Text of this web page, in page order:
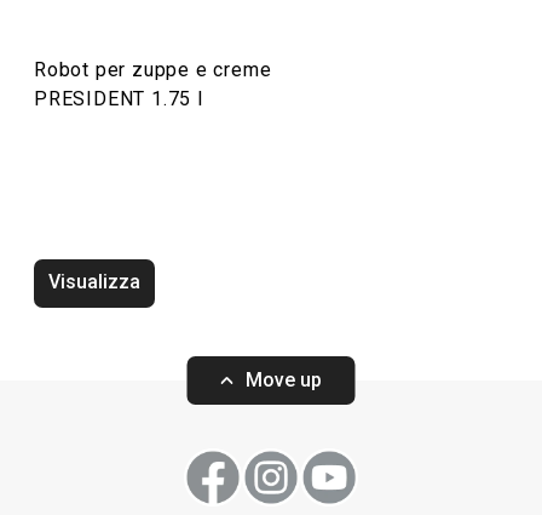
Servire in tavola
Wok PRESIDENT ø 30 cm, con
Robot per zuppe e creme
PRESIDENT 1.75 l
Visualizza
Move up